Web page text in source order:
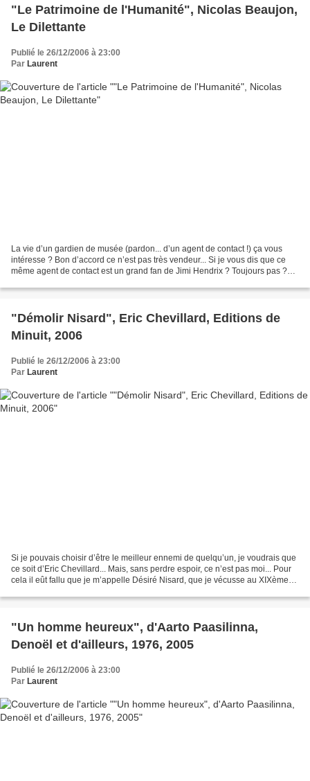
"Le Patrimoine de l'Humanité", Nicolas Beaujon,
Le Dilettante
Publié le 26/12/2006 à 23:00
Par Laurent
La vie d’un gardien de musée (pardon... d’un agent de contact !) ça vous
intéresse ? Bon d’accord ce n’est pas très vendeur... Si je vous dis que ce
même agent de contact est un grand fan de Jimi Hendrix ? Toujours pas ?
"Démolir Nisard", Eric Chevillard, Editions de
Minuit, 2006
Publié le 26/12/2006 à 23:00
Par Laurent
Si je pouvais choisir d’être le meilleur ennemi de quelqu’un, je voudrais que
ce soit d’Eric Chevillard... Mais, sans perdre espoir, ce n’est pas moi... Pour
cela il eût fallu que je m’appelle Désiré Nisard, que je vécusse au XIXème
"Un homme heureux", d'Aarto Paasilinna,
Denoël et d'ailleurs, 1976, 2005
Publié le 26/12/2006 à 23:00
Par Laurent